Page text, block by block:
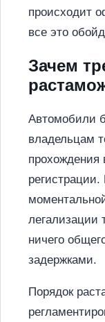
происходит
все это
Зачем
Автомобили
владельцам
прохождения
легализации
ничего
задержками.
Порядок